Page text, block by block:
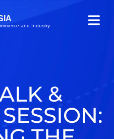
and Industry
&